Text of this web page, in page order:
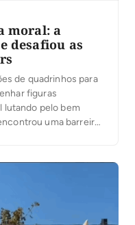
moral: a
desafiou as
de quadrinhos para
figuras
lutando pelo bem
uma barreira
público ao
violentas e